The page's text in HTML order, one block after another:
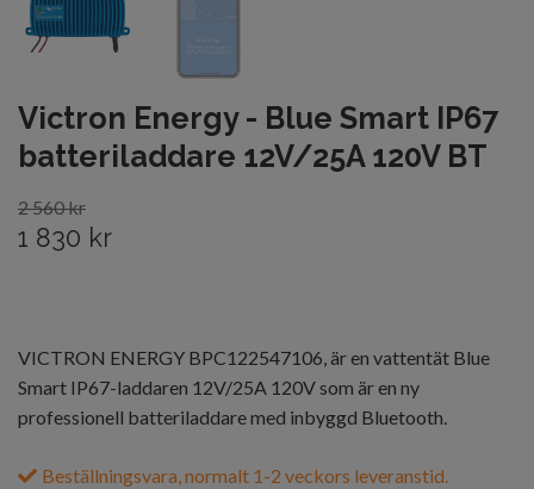
Victron Energy - Blue Smart IP67
batteriladdare 12V/25A 120V BT
2 560 kr
1 830 kr
VICTRON ENERGY BPC122547106, är en vattentät Blue
Smart IP67-laddaren 12V/25A 120V som är en ny
professionell batteriladdare med inbyggd Bluetooth.
Beställningsvara, normalt 1-2 veckors leveranstid.